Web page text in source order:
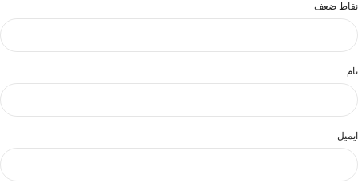
نقاط ضعف
نام
ایمیل